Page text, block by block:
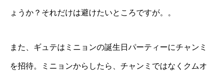
ょうか？それだけは避けたいところですが。。
また、ギュテはミニョンの誕生日パーティーにチャンミ
を招待。ミニョンからしたら、チャンミではなくクムオ